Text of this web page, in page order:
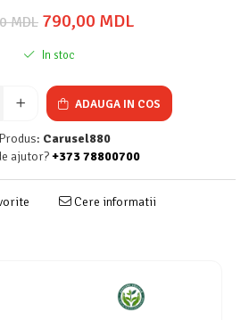
MDL 790,00 MDL
In stoc
ADAUGA IN COS
Carusel880
ajutor?+373 78800700
Cere informatii